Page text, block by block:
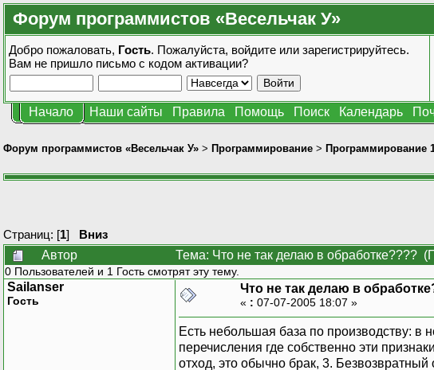
Форум программистов «Весельчак У»
Добро пожаловать, Гость. Пожалуйста, войдите или зарегистрируйтесь.
Вам не пришло письмо с кодом активации?
Начало Наши сайты Правила Помощь Поиск Календарь
Форум программистов «Весельчак У» > Программирование > Программирование
Страниц: [1] Вниз
Автор
Тема: Что не так делаю в обработке????
0 Пользователей и 1 Гость смотрят эту тему.
Sailanser
Гость
Что не так делаю в
« : 07-07-2005 18:07 »
Есть небольшая база по производству: в
перечисления где собственно эти
отход, это обычно брак, 3. Безвозвратный